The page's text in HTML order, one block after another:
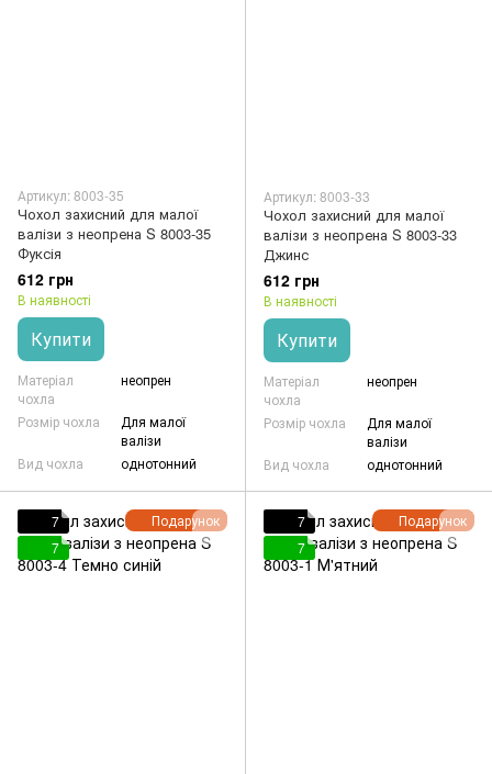
Артикул: 8003-35
Чохол захисний для малої
валізи з неопрена S 8003-35
Фуксія
612 грн
В наявності
Купити
Матеріал
чохла
неопрен
Розмір чохла
Для малої
валізи
Вид чохла
однотонний
Артикул: 8003-33
Чохол захисний для малої
валізи з неопрена S 8003-33
Джинс
612 грн
В наявності
Купити
Матеріал
чохла
неопрен
Розмір чохла
Для малої
валізи
Вид чохла
однотонний
Подарунок
7
7
Подарунок
7
7